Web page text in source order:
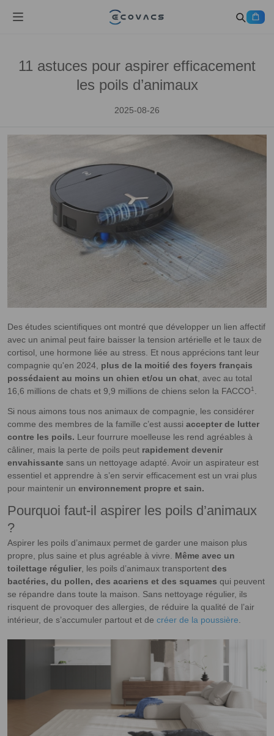
11 astuces pour aspirer efficacement
les poils d’animaux
2025-08-26
Des études scientifiques ont montré que développer un lien affectif
avec un animal peut faire baisser la tension artérielle et le taux de
cortisol, une hormone liée au stress. Et nous apprécions tant leur
compagnie qu'en 2024, plus de la moitié des foyers français
possédaient au moins un chien et/ou un chat , avec au total
16,6 millions de chats et 9,9 millions de chiens selon la FACCO1
Si nous aimons tous nos animaux de compagnie, les considérer
comme des membres de la famille c’est aussi accepter de lutter
contre les poils. Leur fourrure moelleuse les rend agréables à
câliner, mais la perte de poils peut rapidement devenir
envahissante sans un nettoyage adapté. Avoir un aspirateur est
essentiel et apprendre à s’en servir efficacement est un vrai plus
pour maintenir un environnement propre et sain.
Pourquoi faut-il aspirer les poils d’animaux
?
Aspirer les poils d’animaux permet de garder une maison plus
propre, plus saine et plus agréable à vivre. Même avec un
toilettage régulier , les poils d’animaux transportent des
bactéries, du pollen, des acariens et des squames qui peuvent
se répandre dans toute la maison. Sans nettoyage régulier, ils
risquent de provoquer des allergies, de réduire la qualité de l’air
intérieur, de s’accumuler partout et de créer de la poussière